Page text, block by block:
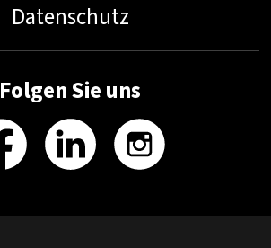
Datenschutz
Folgen Sie uns